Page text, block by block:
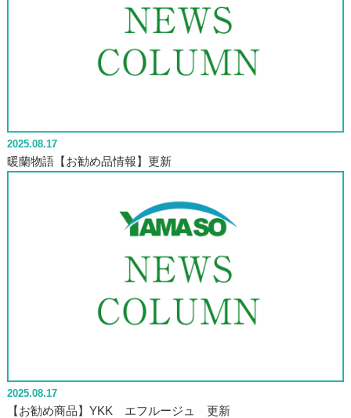
2025.08.17
暖蘭物語【お勧め品情報】更新
2025.08.17
【お勧め商品】YKK エフルージュ 更新